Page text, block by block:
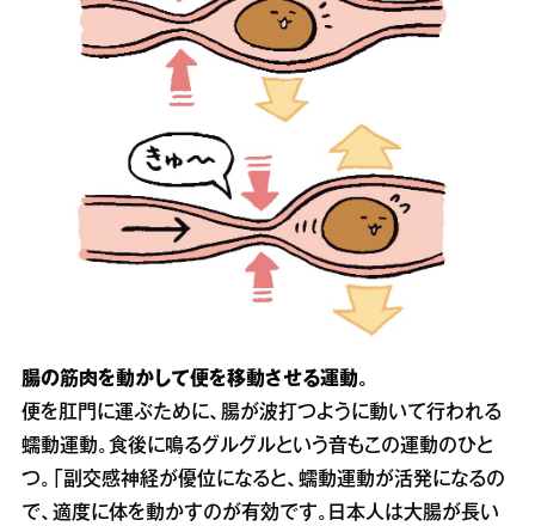
腸の筋肉を動かして便を移動させる運動。
便を肛門に運ぶために、腸が波打つように動いて行われる
蠕動運動。食後に鳴るグルグルという音もこの運動のひと
つ。「副交感神経が優位になると、蠕動運動が活発になるの
で、適度に体を動かすのが有効です。日本人は大腸が長い